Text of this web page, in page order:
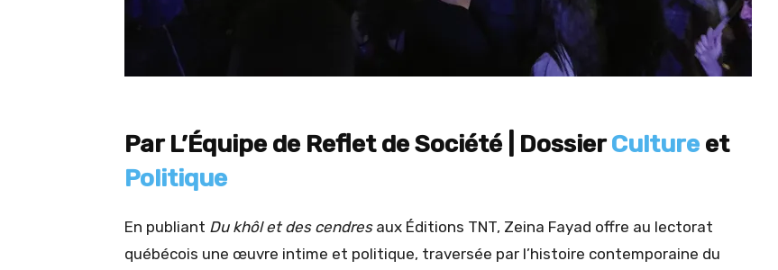
Par L’Équipe de Reflet de Société | DossierCulture et
Politique
En publiant Du khôl et des cendresaux Éditions TNT, Zeina Fayad offre au lectorat
québécois une œuvre intime et politique, traversée par l’histoire contemporaine du